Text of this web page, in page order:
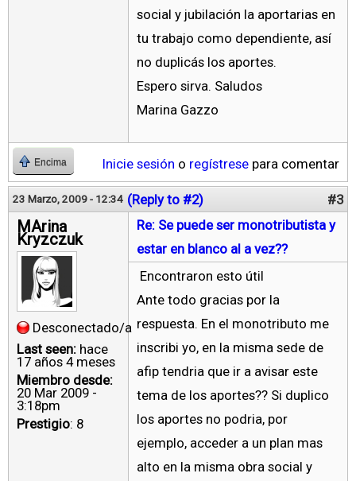
social y jubilación la aportarias en
tu trabajo como dependiente, así
no duplicás los aportes.
Espero sirva. Saludos
Marina Gazzo
Encima Inicie sesión o regístrese para comentar
23 Marzo, 2009 - 12:34 (Reply to #2) #3
MArina
Kryzczuk
Desconectado/a
Last seen: hace
17 años 4 meses
Miembro desde:
20 Mar 2009 -
3:18pm
Prestigio: 8
Re: Se puede ser monotributista y
estar en blanco al a vez??
Encontraron esto útil
Ante todo gracias por la
respuesta. En el monotributo me
inscribi yo, en la misma sede de
afip tendria que ir a avisar este
tema de los aportes?? Si duplico
los aportes no podria, por
ejemplo, acceder a un plan mas
alto en la misma obra social y